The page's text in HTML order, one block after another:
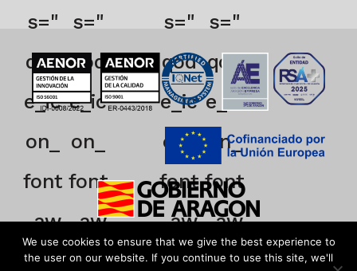
s="
qod
e_ic
on_
font
_aw
eso
s="
qod
e_ic
on_
font
_aw
eso
s="
qod
e_ic
on_
font
_aw
eso
s="
qod
e_ic
on_
font
_aw
eso
We use cookies to ensure that we give the best experience to
the user on our website. If you continue to use this site, we'll